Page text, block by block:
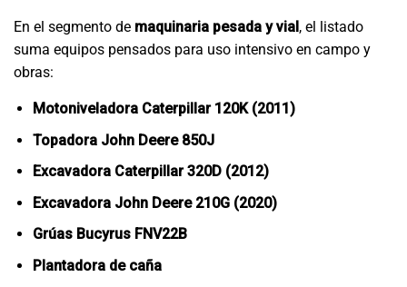
En el segmento de maquinaria pesada y vial, el listado
suma equipos pensados para uso intensivo en campo y
obras:
Motoniveladora Caterpillar 120K (2011)
Topadora John Deere 850J
Excavadora Caterpillar 320D (2012)
Excavadora John Deere 210G (2020)
Grúas Bucyrus FNV22B
Plantadora de caña